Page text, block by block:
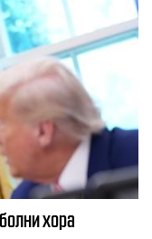
хора